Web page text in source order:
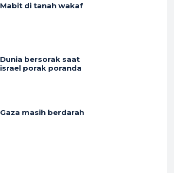
Mabit di tanah wakaf
Dunia bersorak saat
israel porak poranda
Gaza masih berdarah